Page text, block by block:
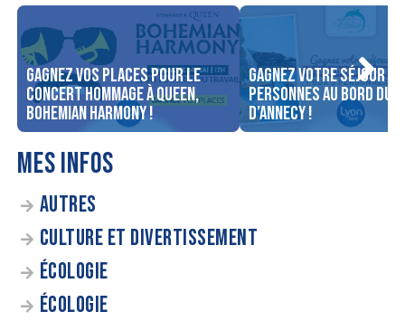
Gagnez vos places pour le
concert Hommage à Queen,
Bohemian Harmony !
Gagnez votre séjour
personnes au bord du
d’Annecy !
MES INFOS
AUTRES
CULTURE ET DIVERTISSEMENT
ÉCOLOGIE
ÉCOLOGIE